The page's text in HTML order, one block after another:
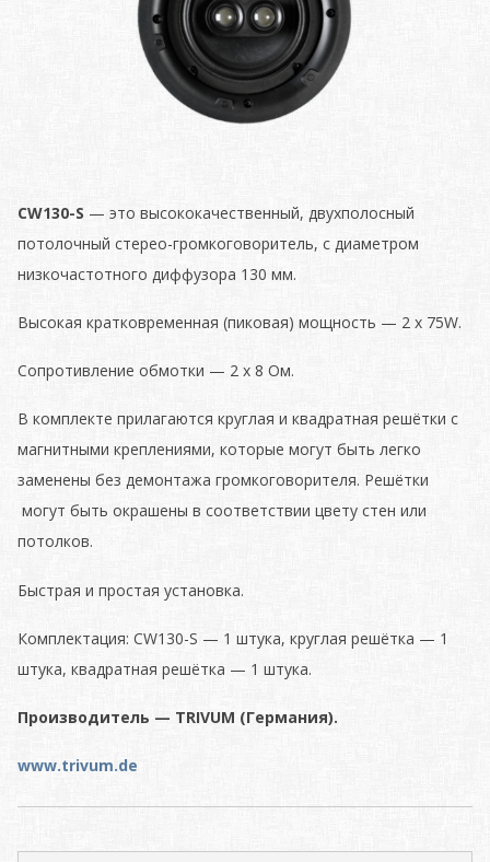
CW130-S — это высококачественный, двухполосный
потолочный стерео-громкоговоритель, с диаметром
низкочастотного диффузора 130 мм.
Высокая кратковременная (пиковая) мощность — 2 х 75W.
Сопротивление обмотки — 2 х 8 Ом.
В комплекте прилагаются круглая и квадратная решётки с
магнитными креплениями, которые могут быть легко
заменены без демонтажа громкоговорителя. Решётки
могут быть окрашены в соответствии цвету стен или
потолков.
Быстрая и простая установка.
Комплектация: CW130-S — 1 штука, круглая решётка — 1
штука, квадратная решётка — 1 штука.
Производитель — TRIVUM (Германия).
www.trivum.de